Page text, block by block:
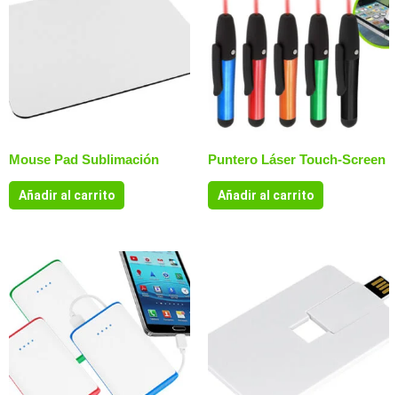
Mouse Pad Sublimación
Añadir al carrito
Puntero Láser Touch-Screen
Añadir al carrito